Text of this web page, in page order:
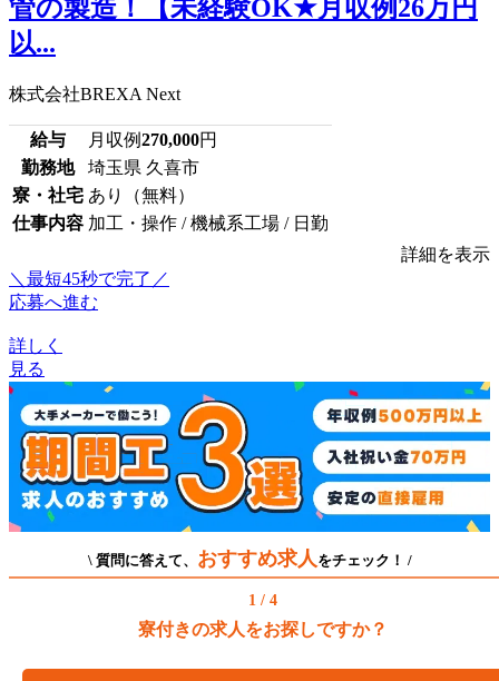
管の製造！【未経験OK★月収例26万円
以...
株式会社BREXA Next
給与 月収例270,000円
勤務地
埼玉県 久喜市
寮・社宅 あり（無料）
仕事内容 加工・操作 / 機械系工場 / 日勤
詳細を表示
＼最短45秒で完了／
応募へ進む
詳しく
見る
\ 質問に答えて、 おすすめ求人 をチェック！ /
1 / 4
寮付きの求人をお探しですか？